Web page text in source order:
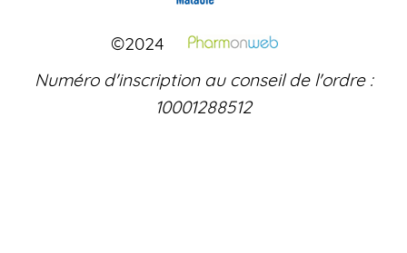
©2024
Numéro d'inscription au conseil de l'ordre :
10001288512